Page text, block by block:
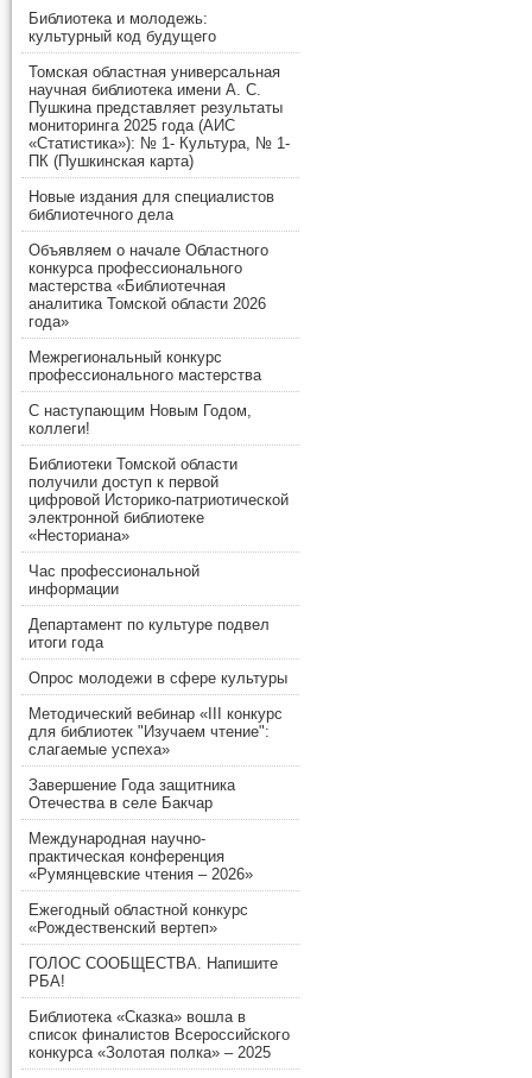
Библиотека и молодежь:
культурный код будущего
Томская областная универсальная
научная библиотека имени А. С.
Пушкина представляет результаты
мониторинга 2025 года (АИС
«Статистика»): № 1- Культура, № 1-
ПК (Пушкинская карта)
Новые издания для специалистов
библиотечного дела
Объявляем о начале Областного
конкурса профессионального
мастерства «Библиотечная
аналитика Томской области 2026
года»
Межрегиональный конкурс
профессионального мастерства
С наступающим Новым Годом,
коллеги!
Библиотеки Томской области
получили доступ к первой
цифровой Историко-патриотической
электронной библиотеке
«Несториана»
Час профессиональной
информации
Департамент по культуре подвел
итоги года
Опрос молодежи в сфере культуры
Методический вебинар «III конкурс
для библиотек "Изучаем чтение":
слагаемые успеха»
Завершение Года защитника
Отечества в селе Бакчар
Международная научно-
практическая конференция
«Румянцевские чтения – 2026»
Ежегодный областной конкурс
«Рождественский вертеп»
ГОЛОС СООБЩЕСТВА. Напишите
РБА!
Библиотека «Сказка» вошла в
список финалистов Всероссийского
конкурса «Золотая полка» – 2025